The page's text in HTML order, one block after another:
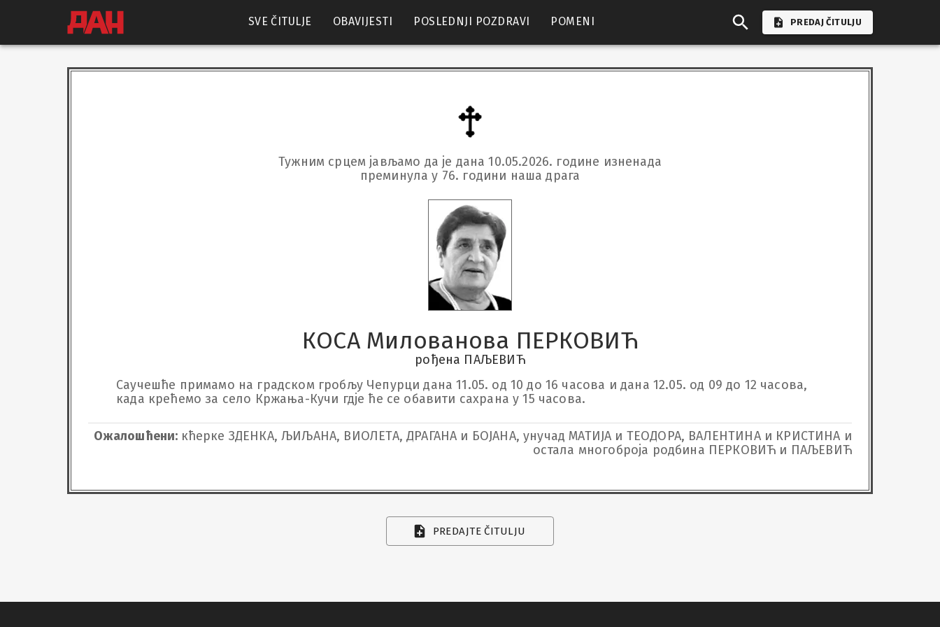
SVE ČITULJE OBAVIJESTI POSLEDNJI POZDRAVI POMENI PREDAJ ČITULJU
Тужним срцем јављамо да је дана 10.05.2026. године изненада
преминула у 76. години наша драга
КОСА Милованова ПЕРКОВИЋ
рођена ПАЉЕВИЋ
Саучешће примамо на градском гробљу Чепурци дана 11.05. од 10 до 16 часова и дана 12.05. од 09 до 12 часова,
када крећемо за село Кржања-Кучи гдје ће се обавити сахрана у 15 часова.
Ожалошћени: кћерке ЗДЕНКА, ЉИЉАНА, ВИОЛЕТА, ДРАГАНА и БОЈАНА, унучад МАТИЈА и ТЕОДОРА, ВАЛЕНТИНА и КРИСТИНА и
остала многоброја родбина ПЕРКОВИЋ и ПАЉЕВИЋ
PREDAJTE ČITULJU